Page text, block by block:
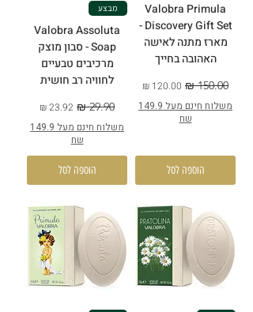
Valobra Primula
Discovery Gift Set -
מארז מתנה לאישה
האהובה בחייך
מחיר רגיל מחיר מבצע
משלוח חינם מעל 149.9
שח
הוספה לסל
מבצע
Valobra Assoluta
Soap - סבון מוצק
מרכיבים טבעיים
לחוויה רב חושית
מחיר רגיל מחיר מבצע
משלוח חינם מעל 149.9
שח
הוספה לסל